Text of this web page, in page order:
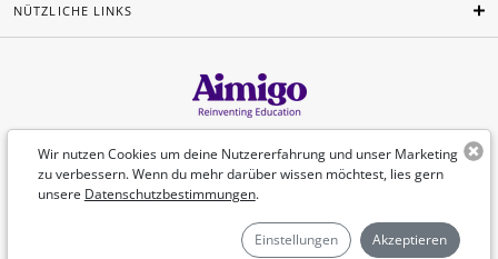
Wir nutzen Cookies um deine Nutzererfahrung und unser Marketing
zu verbessern. Wenn du mehr darüber wissen möchtest, lies gern
unsere Datenschutzbestimmungen.
Einstellungen Akzeptieren
NÜTZLICHE LINKS
Deutsch
©Aimigo 2026